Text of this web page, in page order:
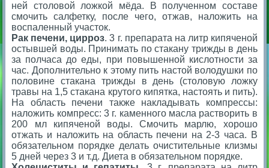
ней столовой ложкой мёда. В полученном составе
смочить салфетку, после чего, отжав, наложить на
воспаленный участок.
Рак печени, цирроз. 3 г. препарата на литр кипяченой
остывшей воды. Принимать по стакану трижды в день
за полчаса до еды, при повышенной кислотности за
час. Дополнительно к этому пить настой володушки по
половине стакана трижды в день (столовую ложку
травы на 1,5 стакана крутого кипятка, настоять и пить).
На область печени также накладывать компрессы:
наложить компресс: 3 г. каменного масла растворить в
200 мл кипяченой воды. Смочить марлю, хорошо
отжать и наложить на область печени на 2-3 часа. В
обязательном порядке делать очистительные клизмы
5 дней через 3 и т.д. Диета в обязательном порядке.